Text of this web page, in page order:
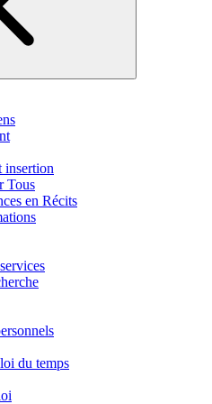
insertion
Tous
en Récits
du temps